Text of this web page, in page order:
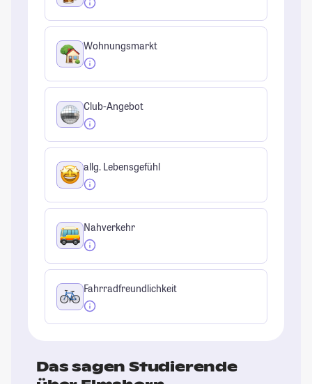
Wohnungsmarkt
Club-Angebot
allg. Lebensgefühl
Nahverkehr
Fahrradfreundlichkeit
Das sagen Studierende